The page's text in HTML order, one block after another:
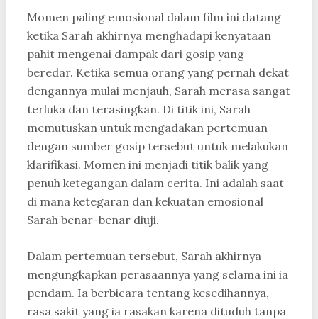
Momen paling emosional dalam film ini datang
ketika Sarah akhirnya menghadapi kenyataan
pahit mengenai dampak dari gosip yang
beredar. Ketika semua orang yang pernah dekat
dengannya mulai menjauh, Sarah merasa sangat
terluka dan terasingkan. Di titik ini, Sarah
memutuskan untuk mengadakan pertemuan
dengan sumber gosip tersebut untuk melakukan
klarifikasi. Momen ini menjadi titik balik yang
penuh ketegangan dalam cerita. Ini adalah saat
di mana ketegaran dan kekuatan emosional
Sarah benar-benar diuji.
Dalam pertemuan tersebut, Sarah akhirnya
mengungkapkan perasaannya yang selama ini ia
pendam. Ia berbicara tentang kesedihannya,
rasa sakit yang ia rasakan karena dituduh tanpa